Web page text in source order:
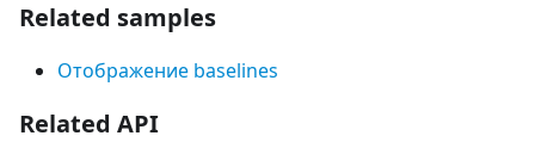
Related samples
Отображение baselines
Related API